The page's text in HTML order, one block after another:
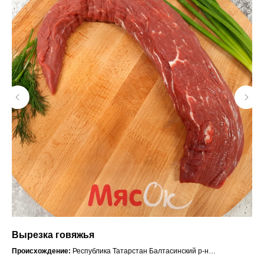
Вырезка говяжья
Происхождение: Республика Татарстан Балтасинский р-н